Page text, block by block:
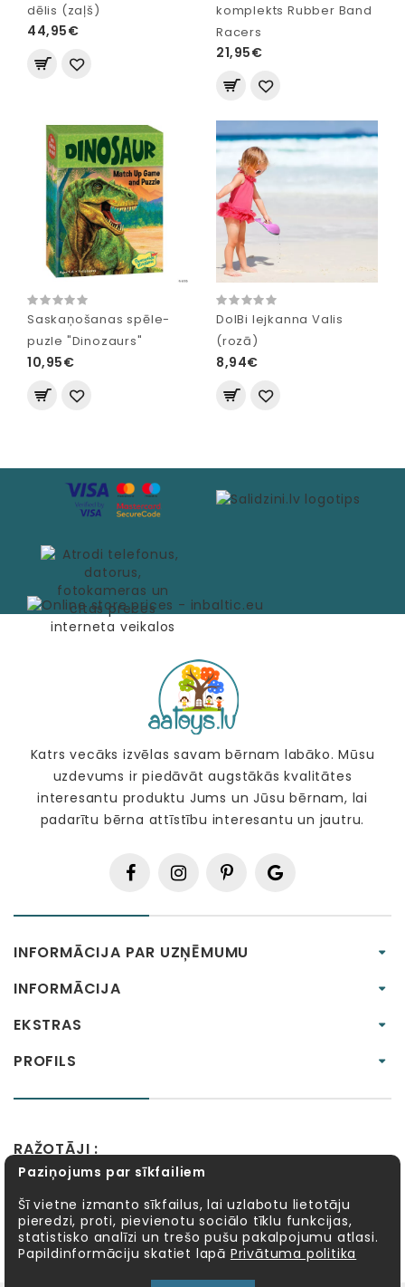
dēlis (zaļš)
44,95€
komplekts Rubber Band
Racers
21,95€
Saskaņošanas spēle-
puzle "Dinozaurs"
10,95€
DolBi lejkanna Valis
(rozā)
8,94€
Katrs vecāks izvēlas savam bērnam labāko. Mūsu
uzdevums ir piedāvāt augstākās kvalitātes
interesantu produktu Jums un Jūsu bērnam, lai
padarītu bērna attīstību interesantu un jautru.
INFORMĀCIJA PAR UZŅĒMUMU
INFORMĀCIJA
EKSTRAS
PROFILS
RAŽOTĀJI :
Alexander Toys APLI kids
Fat Brain Toys
Goula KOSMOS
Lucy&Leo
Meadow Kids
MELI MillaMinis
Mindware
Möbi
PlayGo Quercetti Sentosphère
Paziņojums par sīkfailiem
Šī vietne izmanto sīkfailus, lai uzlabotu lietotāju
pieredzi, proti, pievienotu sociālo tīklu funkcijas,
statistisko analīzi un trešo pušu pakalpojumu atlasi.
Papildinformāciju skatiet lapā Privātuma politika